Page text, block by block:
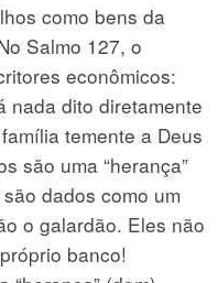
como bens da
Salmo 127, o
econômicos:
nada dito diretamente
temente a Deus
são uma “herança”
dados como um
o galardão. Eles não
banco!